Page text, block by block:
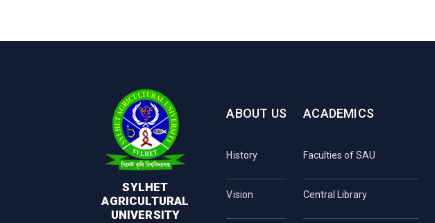
SYLHET
AGRICULTURAL
UNIVERSITY
ABOUT US
History
Vision
ACADEMICS
Faculties of SAU
Central Library